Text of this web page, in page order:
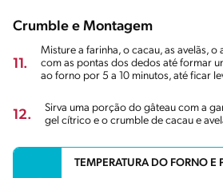
Crumble e Montagem
11.
Misture a farinha, o cacau, as avelãs, o
com as pontas dos dedos até formar
ao forno por 5 a 10 minutos, até ficar
12.
Sirva uma porção do gâteau com a
gel cítrico e o crumble de cacau e
TEMPERATURA DO FORNO E